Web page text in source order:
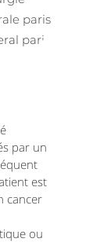
par un
est
cancer
ou